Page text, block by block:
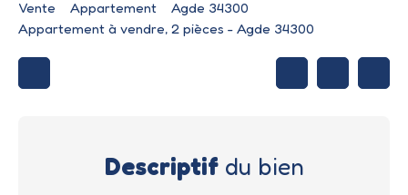
Vente Appartement
Agde 34300
Appartement à vendre, 2 pièces - Agde 34300
Descriptifdu bien